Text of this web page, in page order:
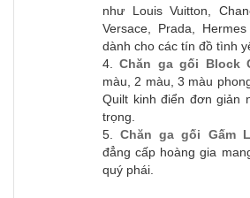
như Louis Vuitton,
Versace, Prada,
dành cho các tín đồ tình
4.Chăn ga gối Block
màu, 2 màu, 3 màu
Quilt kinh điển đơn giản
trọng.
5.Chăn ga gối Gấm
đẳng cấp hoàng gia
quý phái.